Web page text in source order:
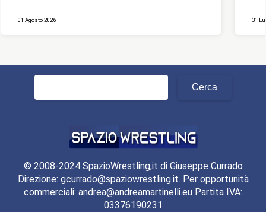
01 Agosto 2026 31
© 2008-2024 SpazioWrestling,it di Giuseppe Currado
Direzione: gcurrado@spaziowrestling.it. Per opportunità
commerciali: andrea@andreamartinelli.eu Partita IVA:
03376190231